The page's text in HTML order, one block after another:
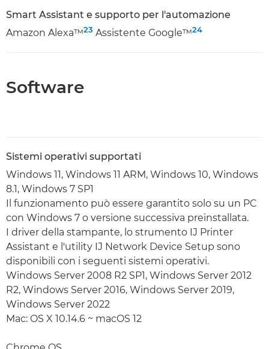
Smart Assistant e supporto per l'automazione
Amazon Alexa™23 Assistente Google™24
Software
Sistemi operativi supportati
Windows 11, Windows 11 ARM, Windows 10, Windows
8.1, Windows 7 SP1
Il funzionamento può essere garantito solo su un PC
con Windows 7 o versione successiva preinstallata.
I driver della stampante, lo strumento IJ Printer
Assistant e l'utility IJ Network Device Setup sono
disponibili con i seguenti sistemi operativi.
Windows Server 2008 R2 SP1, Windows Server 2012
R2, Windows Server 2016, Windows Server 2019,
Windows Server 2022
Mac: OS X 10.14.6 ~ macOS 12